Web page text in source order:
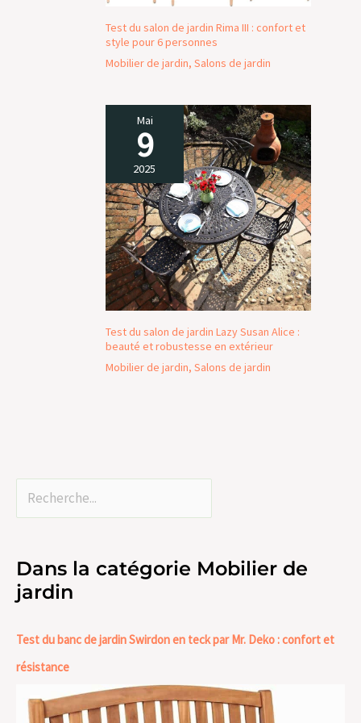
Test du salon de jardin Rima III : confort et
style pour 6 personnes
Mobilier de jardin, Salons de jardin
Mai
9
2025
Test du salon de jardin Lazy Susan Alice :
beauté et robustesse en extérieur
Mobilier de jardin, Salons de jardin
Dans la catégorie Mobilier de
jardin
Test du banc de jardin Swirdon en teck par Mr. Deko : confort et
résistance